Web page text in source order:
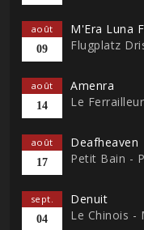
août
09
M'Era Luna
Flugplatz
août
14
Amenra
Le
août
17
Deafheaven
Petit Bain -
sept.
04
Denuit
Le Chinois -